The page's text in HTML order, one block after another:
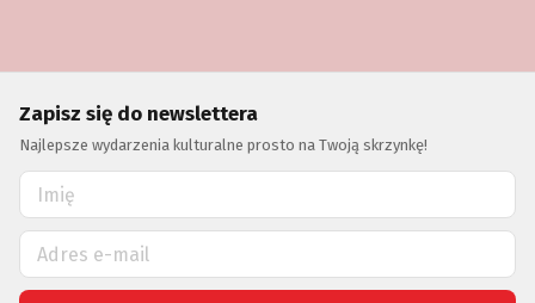
Zapisz się do newslettera
Najlepsze wydarzenia kulturalne prosto na Twoją skrzynkę!